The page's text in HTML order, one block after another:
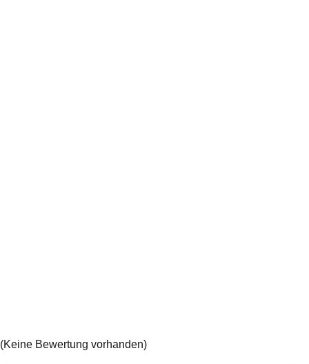
(Keine Bewertung vorhanden)